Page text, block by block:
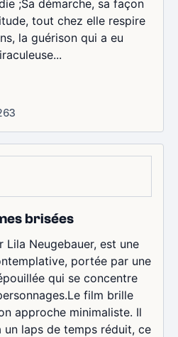
;Sa démarche, sa façon
tout chez elle respire
la guérison qui a eu
brisées
Lila Neugebauer, est une
portée par une
qui se concentre
film brille
approche minimaliste. Il
laps de temps réduit, ce